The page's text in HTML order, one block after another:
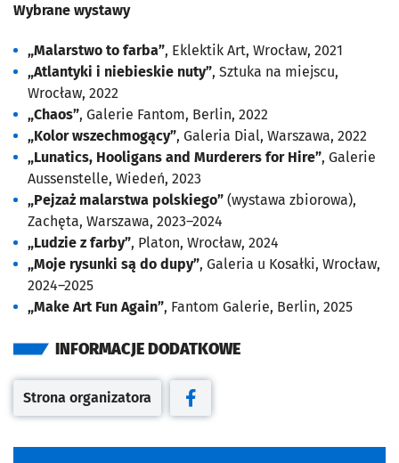
Wybrane wystawy
„Malarstwo to farba”, Eklektik Art, Wrocław, 2021
„Atlantyki i niebieskie nuty”, Sztuka na miejscu,
Wrocław, 2022
„Chaos”, Galerie Fantom, Berlin, 2022
„Kolor wszechmogący”, Galeria Dial, Warszawa, 2022
„Lunatics, Hooligans and Murderers for Hire”, Galerie
Aussenstelle, Wiedeń, 2023
„Pejzaż malarstwa polskiego” (wystawa zbiorowa),
Zachęta, Warszawa, 2023–2024
„Ludzie z farby”, Platon, Wrocław, 2024
„Moje rysunki są do dupy”, Galeria u Kosałki, Wrocław,
2024–2025
„Make Art Fun Again”, Fantom Galerie, Berlin, 2025
INFORMACJE DODATKOWE
Otwiera się w nowej karcie
Strona organizatora
Otwiera się w nowej karcie